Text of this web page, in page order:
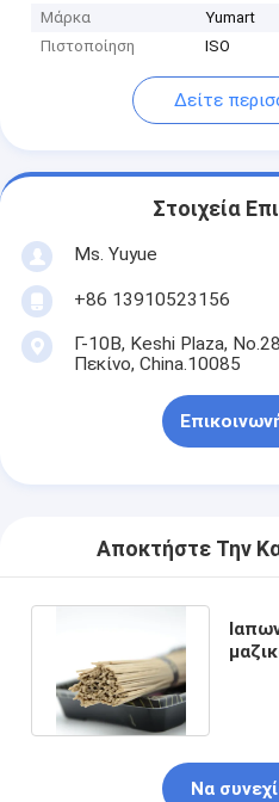
Μάρκα
Yumart
Πιστοποίηση
ISO
Δείτε
Στοιχεία
Ms. Yuyue
+86 13910523156
Γ-10B, Keshi Plaza,
Πεκίνο, China.10085
Αποκτήστε Την
Να